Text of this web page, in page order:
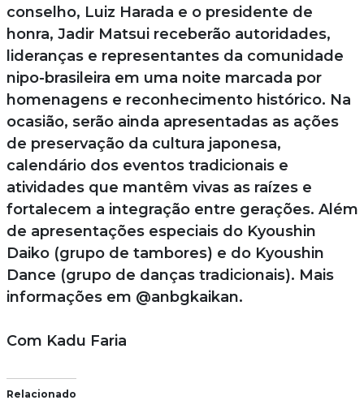
conselho, Luiz Harada e o presidente de
honra, Jadir Matsui receberão autoridades,
lideranças e representantes da comunidade
nipo-brasileira em uma noite marcada por
homenagens e reconhecimento histórico. Na
ocasião, serão ainda apresentadas as ações
de preservação da cultura japonesa,
calendário dos eventos tradicionais e
atividades que mantêm vivas as raízes e
fortalecem a integração entre gerações. Além
de apresentações especiais do Kyoushin
Daiko (grupo de tambores) e do Kyoushin
Dance (grupo de danças tradicionais). Mais
informações em @anbgkaikan.
Com Kadu Faria
Relacionado